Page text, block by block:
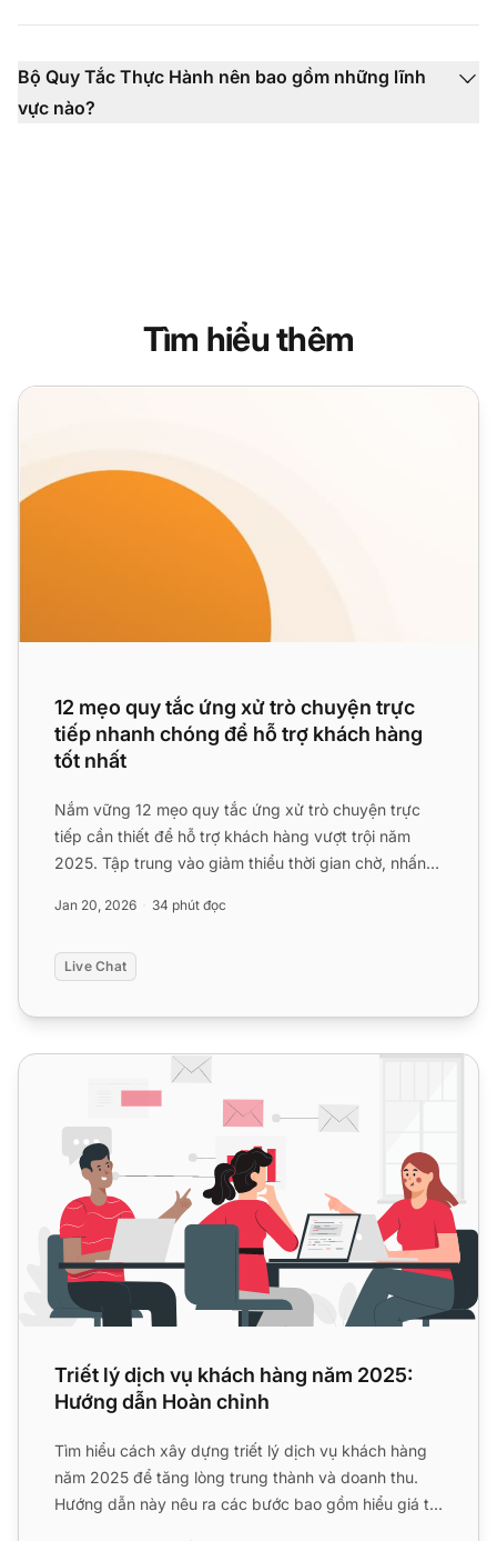
Bộ Quy Tắc Thực Hành nên bao gồm những lĩnh
vực nào?
Tìm hiểu thêm
12 mẹo quy tắc ứng xử trò chuyện trực tiếp nhanh chóng
12 mẹo quy tắc ứng xử trò chuyện trực
tiếp nhanh chóng để hỗ trợ khách hàng
tốt nhất
Nắm vững 12 mẹo quy tắc ứng xử trò chuyện trực
tiếp cần thiết để hỗ trợ khách hàng vượt trội năm
2025. Tập trung vào giảm thiểu thời gian chờ, nhấn
Jan 20, 2026 34 phút đọc
Live Chat
Triết lý dịch vụ khách hàng năm 2025: Hướng dẫn Hoàn
Triết lý dịch vụ khách hàng năm 2025:
Hướng dẫn Hoàn chỉnh
Tìm hiểu cách xây dựng triết lý dịch vụ khách hàng
năm 2025 để tăng lòng trung thành và doanh thu.
Hướng dẫn này nêu ra các bước bao gồm hiểu giá trị